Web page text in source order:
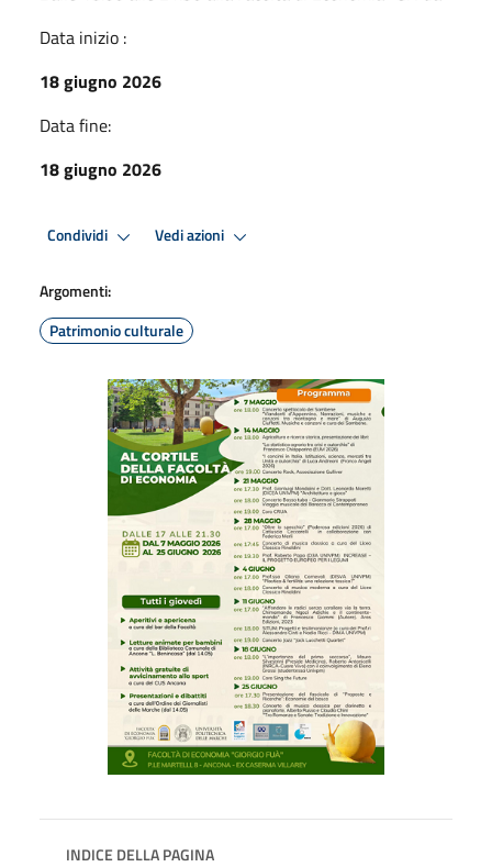
Data inizio :
18 giugno 2026
Data fine:
18 giugno 2026
Condividi Vedi azioni
Argomenti:
Patrimonio culturale
INDICE DELLA PAGINA